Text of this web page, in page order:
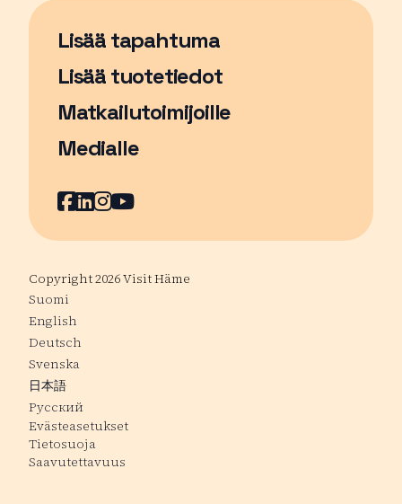
Lisää tapahtuma
Sivu avautuu uudessa ikkunassa
Lisää tuotetiedot
Matkailutoimijoille
Medialle
Facebook
Sivu avautuu uudessa ikkunassa
LinkedIn
Sivu avautuu uudessa ikkunassa
Instagram
Sivu avautuu uudessa
YouTube
Sivu avautuu uudessa
Copyright 2026 Visit Häme
Suomi
English
Deutsch
Svenska
日本語
Русский
Evästeasetukset
Tietosuoja
Saavutettavuus